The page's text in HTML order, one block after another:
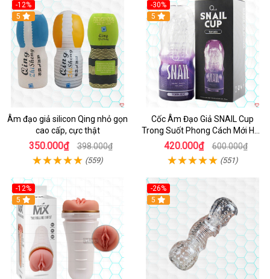
-12%
5
Âm đạo giả silicon Qing nhỏ gọn
cao cấp, cực thật
350.000₫ 398.000₫
(559)
-30%
5
Cốc Âm Đạo Giả SNAIL Cup
Trong Suốt Phong Cách Mới Hấp
Dẫn
420.000₫ 600.000₫
(551)
-12%
Hot
5
-26%
Hot
5